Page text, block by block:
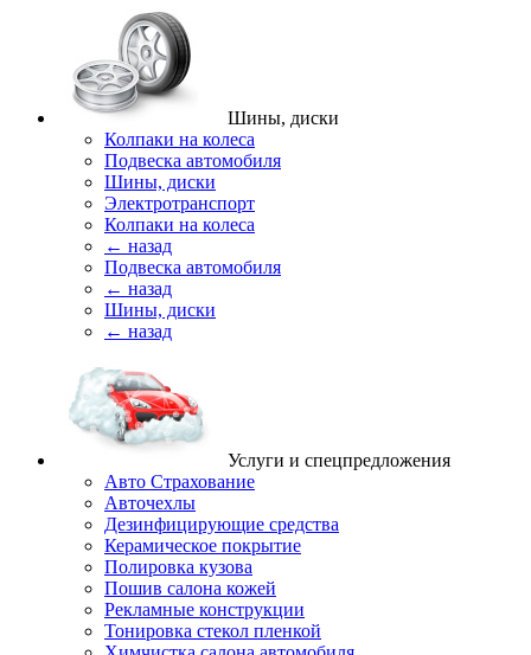
Шины, диски
Колпаки на колеса
Подвеска автомобиля
Шины, диски
Электротранспорт
Колпаки на колеса
← назад
Подвеска автомобиля
← назад
Шины, диски
← назад
Услуги и спецпредложения
Авто Страхование
Авточехлы
Дезинфицирующие средства
Керамическое покрытие
Полировка кузова
Пошив салона кожей
Рекламные конструкции
Тонировка стекол пленкой